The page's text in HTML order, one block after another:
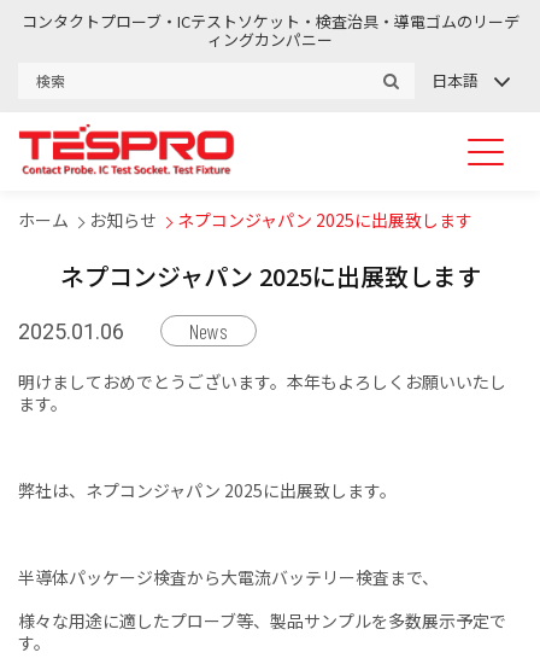
コンタクトプローブ・ICテストソケット・検査治具・導電ゴムのリーデ
ィングカンパニー
日本語
ホーム お知らせ ネプコンジャパン 2025に出展致します
ネプコンジャパン 2025に出展致します
2025.01.06 News
明けましておめでとうございます。本年もよろしくお願いいたし
ます。
弊社は、ネプコンジャパン 2025に出展致します。
半導体パッケージ検査から大電流バッテリー検査まで、
様々な用途に適したプローブ等、製品サンプルを多数展示予定で
す。